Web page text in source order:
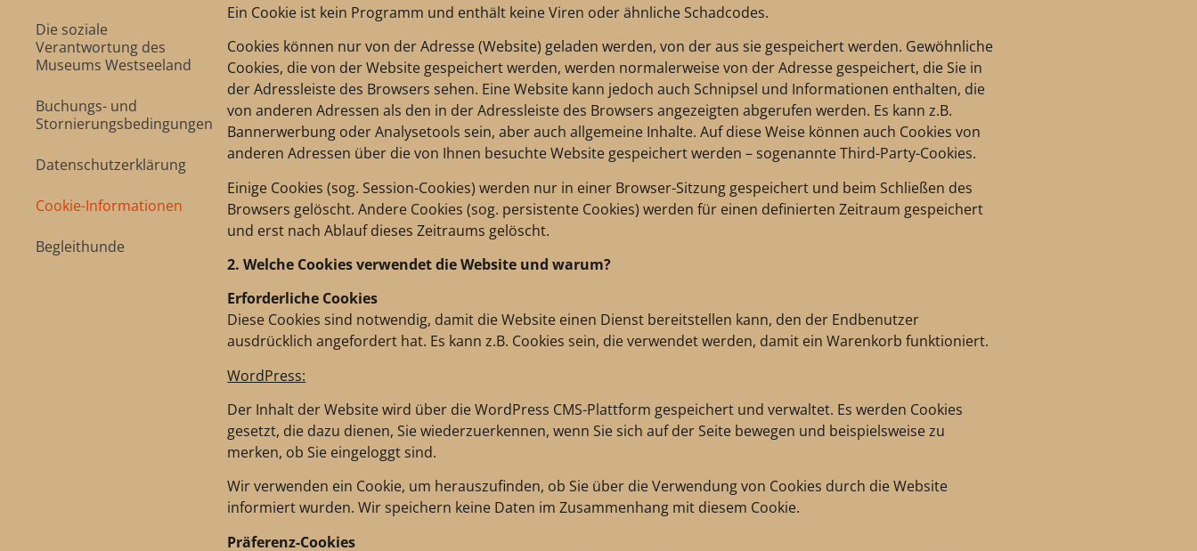
Die soziale
Verantwortung des
Museums Westseeland
Buchungs- und
Stornierungsbedingungen
Datenschutzerklärung
Cookie-Informationen
Begleithunde
Ein Cookie ist kein Programm und enthält keine Viren oder ähnliche Schadcodes.
Cookies können nur von der Adresse (Website) geladen werden, von der aus sie gespeichert werden. Gewöhnliche
Cookies, die von der Website gespeichert werden, werden normalerweise von der Adresse gespeichert, die Sie in
der Adressleiste des Browsers sehen. Eine Website kann jedoch auch Schnipsel und Informationen enthalten, die
von anderen Adressen als den in der Adressleiste des Browsers angezeigten abgerufen werden. Es kann z.B.
Bannerwerbung oder Analysetools sein, aber auch allgemeine Inhalte. Auf diese Weise können auch Cookies von
anderen Adressen über die von Ihnen besuchte Website gespeichert werden – sogenannte Third-Party-Cookies.
Einige Cookies (sog. Session-Cookies) werden nur in einer Browser-Sitzung gespeichert und beim Schließen des
Browsers gelöscht. Andere Cookies (sog. persistente Cookies) werden für einen definierten Zeitraum gespeichert
und erst nach Ablauf dieses Zeitraums gelöscht.
2. Welche Cookies verwendet die Website und warum?
Erforderliche Cookies
Diese Cookies sind notwendig, damit die Website einen Dienst bereitstellen kann, den der Endbenutzer
ausdrücklich angefordert hat. Es kann z.B. Cookies sein, die verwendet werden, damit ein Warenkorb funktioniert.
WordPress:
Der Inhalt der Website wird über die WordPress CMS-Plattform gespeichert und verwaltet. Es werden Cookies
gesetzt, die dazu dienen, Sie wiederzuerkennen, wenn Sie sich auf der Seite bewegen und beispielsweise zu
merken, ob Sie eingeloggt sind.
Wir verwenden ein Cookie, um herauszufinden, ob Sie über die Verwendung von Cookies durch die Website
informiert wurden. Wir speichern keine Daten im Zusammenhang mit diesem Cookie.
Präferenz-Cookies